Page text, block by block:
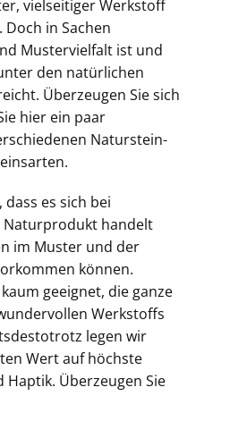
vielseitiger Werkstoff
in Sachen
Mustervielfalt ist und
den natürlichen
Überzeugen Sie sich
hier ein paar
Naturstein-
es sich bei
handelt
im Muster und der
können.
geeignet, die ganze
Werkstoffs
legen wir
Wert auf höchste
Haptik. Überzeugen Sie